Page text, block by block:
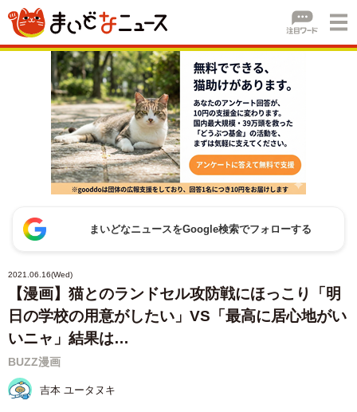
まいどなニュースをGoogle検索でフォローする
2021.06.16(Wed)
【漫画】猫とのランドセル攻防戦にほっこり「明
日の学校の用意がしたい」VS「最高に居心地がい
いニャ」結果は…
BUZZ漫画
吉本 ユータヌキ